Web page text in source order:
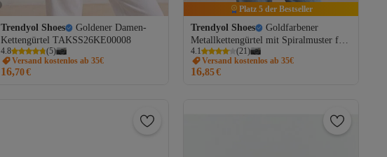
Trendyol Shoes
Goldener Damen-
Kettengürtel TAKSS26KE00008
4.8 (5)
Versand kostenlos ab 35€
16,70€
Platz 5 der Bestseller
Trendyol Shoes
Goldfarbener
Metallkettengürtel mit Spiralmuster für
Damen TAKSS26KE00010
4.1 (21)
Versand kostenlos ab 35€
16,85€